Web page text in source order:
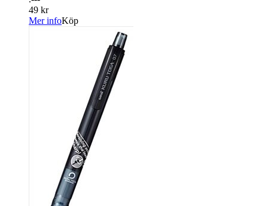
49 kr
Mer infoKöp